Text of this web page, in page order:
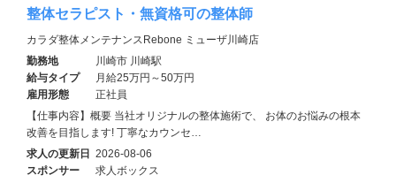
整体セラピスト・無資格可の整体師
カラダ整体メンテナンスRebone ミューザ川崎店
勤務地
川崎市 川崎駅
給与タイプ
月給25万円～50万円
雇用形態
正社員
【仕事内容】概要 当社オリジナルの整体施術で、 お体のお悩みの根本
改善を目指します! 丁寧なカウンセ…
求人の更新日 2026-08-06
スポンサー
求人ボックス